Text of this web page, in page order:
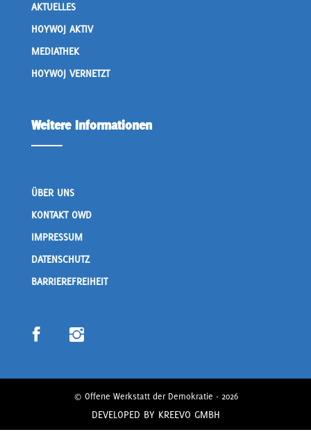
AKTUELLES
HOYWOJ AKTIV
MEDIATHEK
HOYWOJ VERNETZT
Weitere Informationen
ÜBER UNS
KONTAKT OWD
IMPRESSUM
DATENSCHUTZ
BARRIEREFREIHEIT
© Offene Werkstatt der Demokratie - 2026
DEVELOPED BY KREEVO GMBH